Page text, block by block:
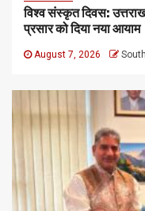
विश्व संस्कृत दिवस:
प्रसार को दिया नया आयाम
August 7, 2026